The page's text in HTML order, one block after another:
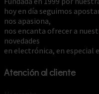
hoy en día seguimos
nos apasiona,
nos encanta ofrecer a
novedades
en electrónica, en especial
Atención al cliente